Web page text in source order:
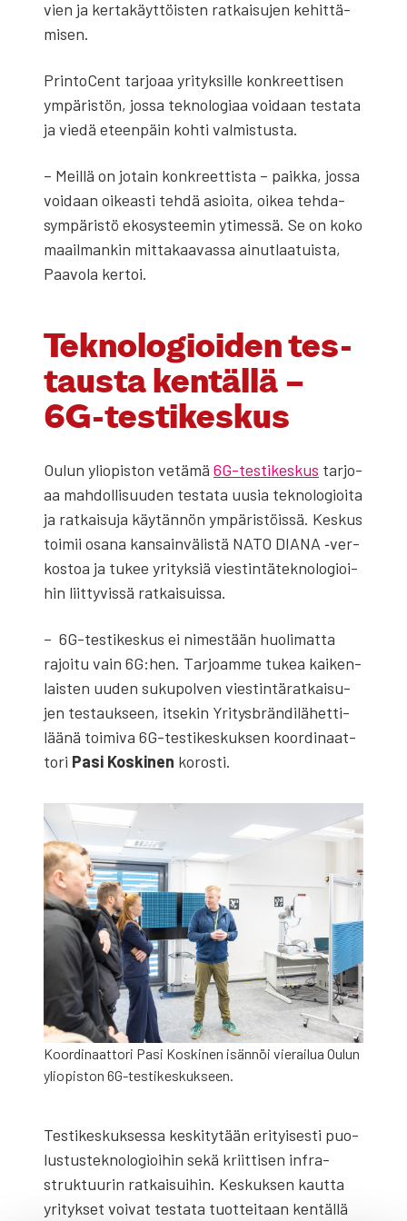
vien ja ker­ta­käyt­töis­ten rat­kai­su­jen kehit­tä­
mi­sen.
Prin­toCent tar­jo­aa yri­tyk­sil­le kon­kreet­ti­sen
ympä­ris­tön, jos­sa tek­no­lo­gi­aa voi­daan tes­ta­ta
ja vie­dä eteen­päin koh­ti val­mis­tus­ta.
– Meil­lä on jotain kon­kreet­tis­ta – paik­ka, jos­sa
voi­daan oikeas­ti teh­dä asioi­ta, oikea teh­da­
sym­pä­ris­tö eko­sys­tee­min yti­mes­sä. Se on koko
maa­il­man­kin mit­ta­kaa­vas­sa ainut­laa­tuis­ta,
Paa­vo­la ker­toi.
Tek­no­lo­gioi­den tes­
taus­ta ken­täl­lä –
6G-tes­ti­kes­kus
Oulun yli­opis­ton vetä­mä 6G-tes­ti­kes­kus tar­jo­
aa mah­dol­li­suu­den tes­ta­ta uusia tek­no­lo­gioi­ta
ja rat­kai­su­ja käy­tän­nön ympä­ris­töis­sä. Kes­kus
toi­mii osa­na kan­sain­vä­lis­tä NATO DIANA ‑ver­
kos­toa ja tukee yri­tyk­siä vies­tin­tä­tek­no­lo­gioi­
hin liit­ty­vis­sä rat­kai­suis­sa.
– 6G-tes­ti­kes­kus ei nimes­tään huo­li­mat­ta
rajoi­tu vain 6G:hen. Tar­joam­me tukea kai­ken­
lais­ten uuden suku­pol­ven vies­tin­tä­rat­kai­su­
jen tes­tauk­seen, itse­kin Yri­tysbrän­di­lä­het­ti­
lää­nä toi­mi­va 6G-tes­ti­kes­kuk­sen koor­di­naat­
to­ri Pasi Kos­ki­nen koros­ti.
Koor­di­naat­to­ri Pasi Kos­ki­nen isän­nöi vie­rai­lua Oulun
yli­opis­ton 6G-tes­ti­kes­kuk­seen.
Tes­ti­kes­kuk­ses­sa kes­ki­ty­tään eri­tyi­ses­ti puo­
lus­tus­tek­no­lo­gioi­hin sekä kriit­ti­sen infra­
struk­tuu­rin rat­kai­sui­hin. Kes­kuk­sen kaut­ta
yri­tyk­set voi­vat tes­ta­ta tuot­tei­taan ken­täl­lä